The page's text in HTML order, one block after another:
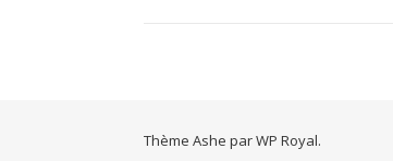
Thème Ashe parWP Royal.